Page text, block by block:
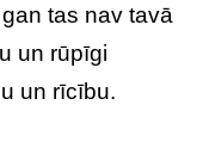
tas nav tavā
un rūpīgi
un rīcību.